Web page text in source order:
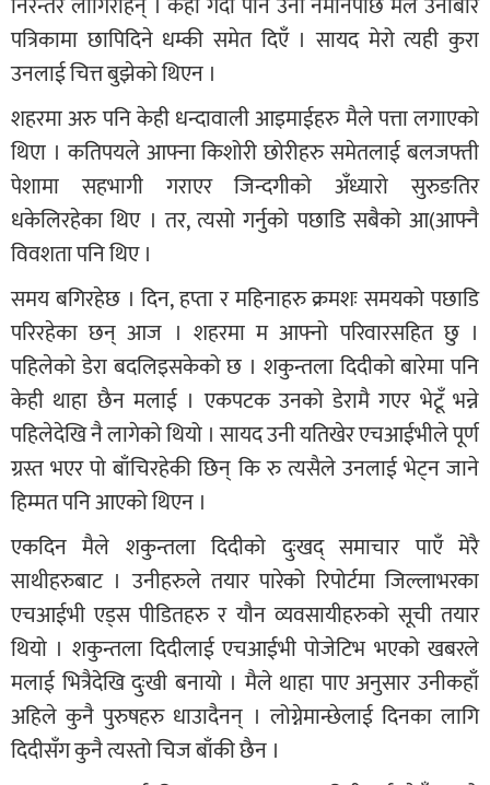
पत्रिकामा छापिदिने धम्की समेत दिएँ । सायद मेरो त्यही कुरा
उनलाई चित्त बुझेको थिएन ।
शहरमा अरु पनि केही धन्दावाली आइमाईहरु मैले पत्ता लगाएको
थिएा । कतिपयले आफ्ना किशोरी छोरीहरु समेतलाई बलजफ्ती
पेशामा सहभागी गराएर जिन्दगीको अँध्यारो सुरुङतिर
धकेलिरहेका थिए । तर, त्यसो गर्नुको पछाडि सबैको आ(आफ्नै
विवशता पनि थिए ।
समय बगिरहेछ । दिन, हप्ता र महिनाहरु क्रमशः समयको पछाडि
परिरहेका छन् आज । शहरमा म आफ्नो परिवारसहित छु ।
पहिलेको डेरा बदलिइसकेको छ । शकुन्तला दिदीको बारेमा पनि
केही थाहा छैन मलाई । एकपटक उनको डेरामै गएर भेटूँ भन्ने
पहिलेदेखि नै लागेको थियो । सायद उनी यतिखेर एचआईभीले पूर्ण
ग्रस्त भएर पो बाँचिरहेकी छिन् कि रु त्यसैले उनलाई भेट्न जाने
हिम्मत पनि आएको थिएन ।
एकदिन मैले शकुन्तला दिदीको दुःखद् समाचार पाएँ मेरै
साथीहरुबाट । उनीहरुले तयार पारेको रिपोर्टमा जिल्लाभरका
एचआईभी एड्स पीडितहरु र यौन व्यवसायीहरुको सूची तयार
थियो । शकुन्तला दिदीलाई एचआईभी पोजेटिभ भएको खबरले
मलाई भित्रैदेखि दुःखी बनायो । मैले थाहा पाए अनुसार उनीकहाँ
अहिले कुनै पुरुषहरु धाउादैनन् । लोग्नेमान्छेलाई दिनका लागि
दिदीसँग कुनै त्यस्तो चिज बाँकी छैन ।